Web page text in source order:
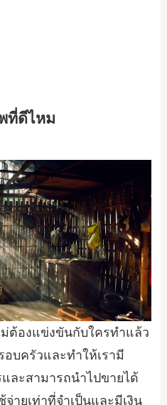
ที่ดีไหม
ต้องแข่งขันกับใครทำแล้ว
บครัวและทำให้เรามี
ละสามารถนำไปขายได้
ายเท่าที่จำเป็นและมีเงิน